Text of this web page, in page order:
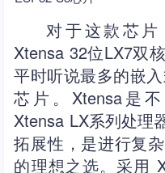
对于这款芯
Xtensa 32位LX7双
平时听说最多的嵌
芯片。Xtensa是
Xtensa LX系列处理
拓展性，是进行复
的理想之选。采用